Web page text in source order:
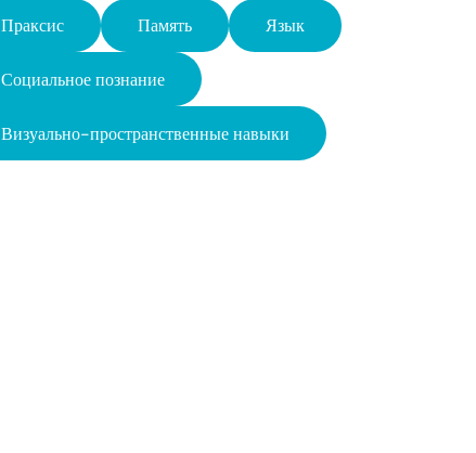
Праксис Память Язык
Социальное познание
Визуально-пространственные навыки